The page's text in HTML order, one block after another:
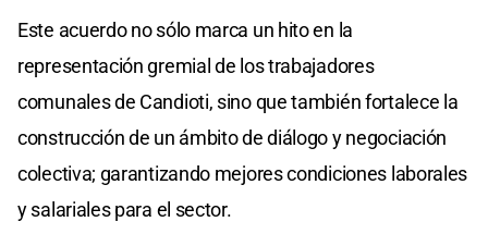
Este acuerdo no sólo marca un hito en la
representación gremial de los trabajadores
comunales de Candioti, sino que también fortalece la
construcción de un ámbito de diálogo y negociación
colectiva; garantizando mejores condiciones laborales
y salariales para el sector.